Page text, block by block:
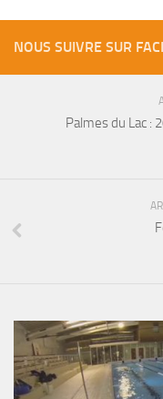
Responsables
Sorties
Sorties 2022
Sorties 2021
Sorties 2020
NOUS SUIVRE SUR
Palmes du Lac :